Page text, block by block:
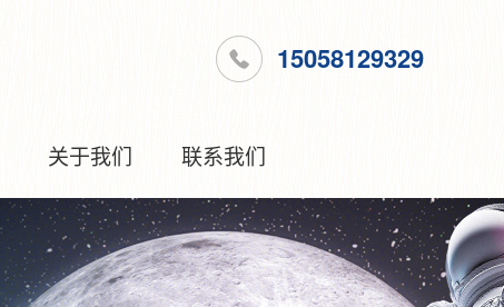
15058129329
关于我们 联系我们